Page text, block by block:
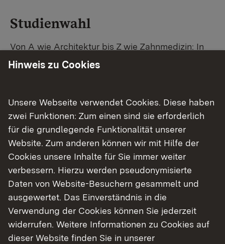
Studienwahl
Von A wie Architektur bis Z wie Zahnmedizin: In
Baden-Württemberg warten unzählige
Studiengangsuche schnell den passenden
Studienplatz. Außerdem gibt's eine Schritt-für-
Schritt-Anleitung zu deinem Traum-Studium.
Finde dein Studium in Baden-Württemberg
Hinweis zu Cookies
Unsere Webseite verwendet Cookies. Diese haben
zwei Funktionen: Zum einen sind sie erforderlich
für die grundlegende Funktionalität unserer
Website. Zum anderen können wir mit Hilfe der
Cookies unsere Inhalte für Sie immer weiter
verbessern. Hierzu werden pseudonymisierte
Daten von Website-Besuchern gesammelt und
ausgewertet. Das Einverständnis in die
Verwendung der Cookies können Sie jederzeit
widerrufen. Weitere Informationen zu Cookies auf
dieser Website finden Sie in unserer